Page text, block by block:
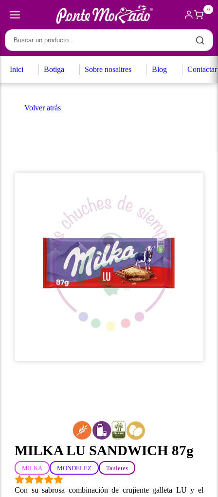
0
Inici Botiga Sobre nosaltres Blog Contactar
Volver atrás
MILKA LU SANDWICH 87g
MILKA MONDELEZ Tauletes
Con su sabrosa combinación de crujiente galleta LU y el